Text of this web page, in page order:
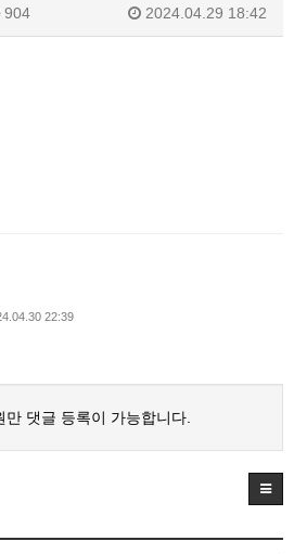
904 2024.04.29 18:42
22:39
만 댓글 등록이 가능합니다.